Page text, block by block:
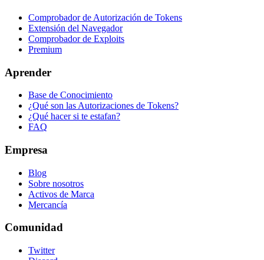
Comprobador de Autorización de Tokens
Extensión del Navegador
Comprobador de Exploits
Premium
Aprender
Base de Conocimiento
¿Qué son las Autorizaciones de Tokens?
¿Qué hacer si te estafan?
FAQ
Empresa
Blog
Sobre nosotros
Activos de Marca
Mercancía
Comunidad
Twitter